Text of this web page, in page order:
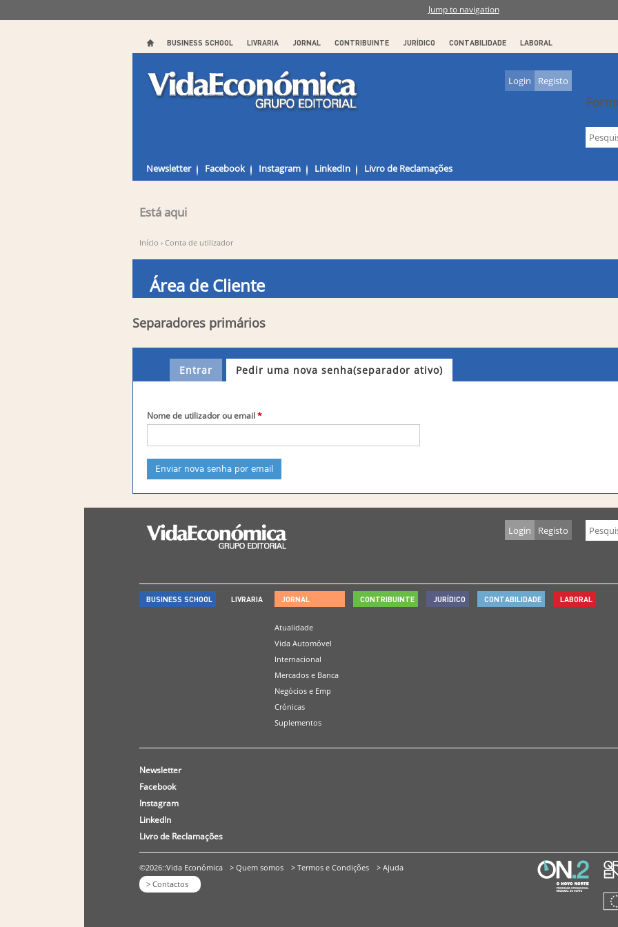
Jump to navigation
BUSINESS SCHOOL LIVRARIA JORNAL CONTRIBUINTE JURÍDICO CONTABILIDADE LABORAL
Login Registo
Newsletter Facebook Instagram LinkedIn Livro de Reclamações
Está aqui
Início › Conta de utilizador
Área de Cliente
Separadores primários
Entrar Pedir uma nova senha(separador ativo)
Nome de utilizador ou email*
Login Registo
BUSINESS SCHOOL LIVRARIA JORNAL
Atualidade
Vida Automóvel
Internacional
Mercados e Banca
Negócios e Emp
Crónicas
Suplementos
CONTRIBUINTE JURÍDICO CONTABILIDADE LABORAL
Newsletter
Facebook
Instagram
LinkedIn
Livro de Reclamações
©2026::Vida Económica
> Contactos
> Quem somos > Termos e Condições > Ajuda